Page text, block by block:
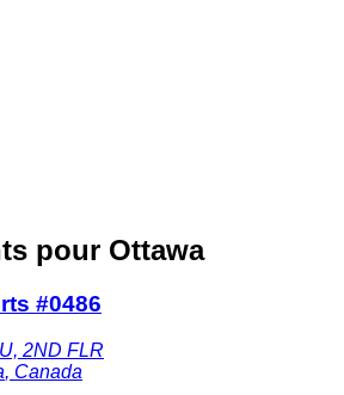
pour Ottawa
#0486
2ND FLR
, Canada